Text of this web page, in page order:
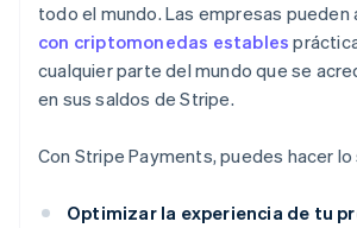
todo el mundo. Las empresas pueden
con criptomonedas estables
cualquier parte del mundo que se
en sus saldos de Stripe.
Con Stripe Payments, puedes hacer
Optimizar la experiencia de tu